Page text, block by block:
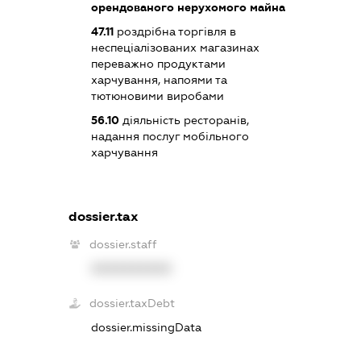
орендованого нерухомого майна
47.11роздрібна торгівля в
неспеціалізованих магазинах
переважно продуктами
харчування, напоями та
тютюновими виробами
56.10діяльність ресторанів,
надання послуг мобільного
харчування
dossier.tax
dossier.staff
dossier.taxDebt
dossier.missingData